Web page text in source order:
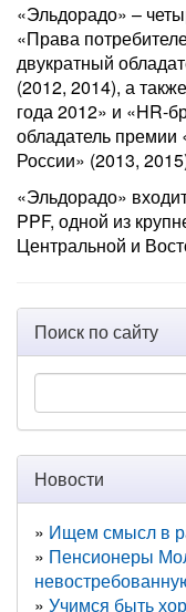
«Эльдорадо» –
«Права
двукратный
(2012, 2014), а
года 2012» и «HR-
обладатель
России» (2013,
«Эльдорадо»
PPF, одной из
Центральной и
Поиск по сайту
Новости
Ищем смысл в
Пенсионеры
Учимся быть